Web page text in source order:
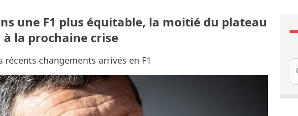
une F1 plus équitable, la moitié du plateau
la prochaine crise
changements arrivés en F1